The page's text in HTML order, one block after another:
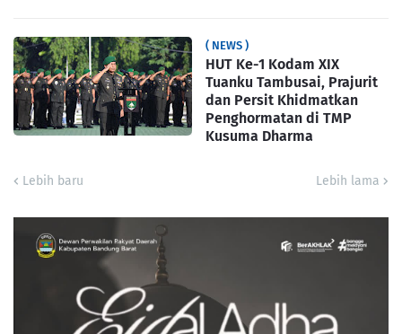
( NEWS )
HUT Ke-1 Kodam XIX
Tuanku Tambusai, Prajurit
dan Persit Khidmatkan
Penghormatan di TMP
Kusuma Dharma
Lebih baru Lebih lama